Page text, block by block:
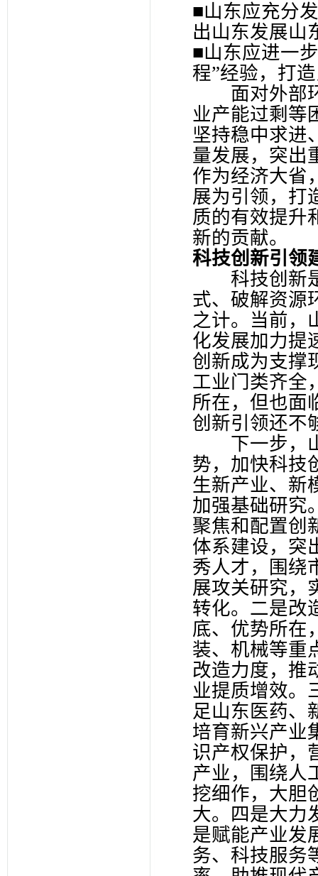
■山东应充分
出山东发展山
■山东应进一
程”经验，打
面对外部环
业产能过剩等
坚持稳中求进
量发展，突出
作为经济大省
展为引领，打
质的有效提升
新的贡献。
科技创新引领
科技创新是
式、破解资源
之计。当前，
化发展加力提
创新成为支撑
工业门类齐全
所在，但也面
创新引领还不
下一步，山
势，加快科技
生新产业、新
加强基础研究
聚焦和配置创
体系建设，突
秀人才，围绕
展攻关研究，
转化。二是改
底、优势所在
装、机械等重
改造力度，推
业提质增效。
足山东医药、
培育新兴产业
识产权保护，
产业，围绕人
挖细作，大胆
大。四是大力
是赋能产业发
务、科技服务